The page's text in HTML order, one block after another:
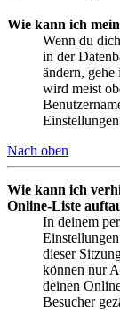
Wie kann ich
Wenn du
in der
ändern,
wird meist
Nach oben
Wie kann ich
Online-Liste
In deinem
dieser
können nur
deinen
Besucher